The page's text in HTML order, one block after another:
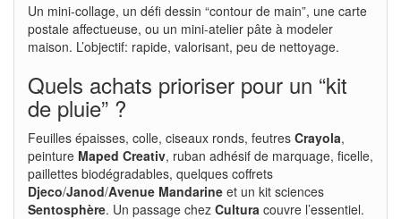
Un mini-collage, un défi dessin “contour de main”, une carte
postale affectueuse, ou un mini-atelier pâte à modeler
maison. L’objectif: rapide, valorisant, peu de nettoyage.
Quels achats prioriser pour un “kit
de pluie” ?
Feuilles épaisses, colle, ciseaux ronds, feutres Crayola,
peinture Maped Creativ, ruban adhésif de marquage, ficelle,
paillettes biodégradables, quelques coffrets
Djeco/Janod/Avenue Mandarine et un kit sciences
Sentosphère. Un passage chez Cultura couvre l’essentiel.